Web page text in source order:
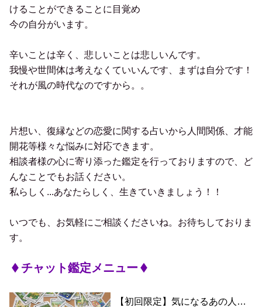
けることができることに目覚め
今の自分がいます。
辛いことは辛く、悲しいことは悲しいんです。
我慢や世間体は考えなくていいんです、まずは自分です！
それが風の時代なのですから。。
片想い、復縁などの恋愛に関する占いから人間関係、才能
開花等様々な悩みに対応できます。
相談者様の心に寄り添った鑑定を行っておりますので、ど
んなことでもお話ください。
私らしく...あなたらしく、生きていきましょう！！
いつでも、お気軽にご相談くださいね。お待ちしておりま
チャット鑑定メニュー
【初回限定】気になるあの人の